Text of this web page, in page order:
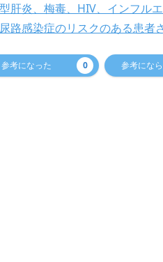
肝炎、梅毒、HIV、インフル
路感染症のリスクのある患者
参考になった 0 参考にな